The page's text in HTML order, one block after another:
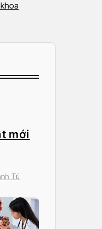
mới
Tú